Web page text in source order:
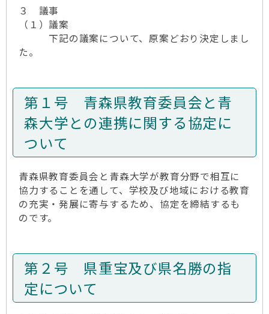
３ 議事
（１）議案
下記の議案について、原案どおり決定しまし
た。
第１号 青森県教育委員会と青
森大学との連携に関する協定に
ついて
青森県教育委員会と青森大学が教育分野で相互に
協力することを通して、学校及び地域における教育
の充実・発展に寄与するため、協定を締結するも
のです。
第２号 県重宝及び県名勝の指
定について